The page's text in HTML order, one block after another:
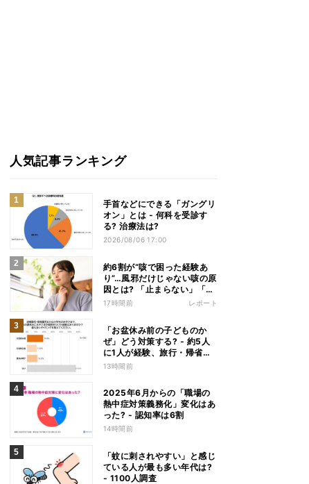
人気記事ランキング
手首などにできる「ガングリ
オン」とは - 何科を受診す
る? 治療法は?
2026/08/06 17:00
約6割が“咳で困った経験あ
り”…風邪だけじゃない咳の原
因とは? 「止まらない」「眠
れない」悩みを医師が解説
17時間前 レポート
「お盆休み前の子どものか
ぜ」どう対策する? - 約5人
に1人が経験、旅行・帰省へ
の影響も
13時間前
2025年6月からの「職場の
熱中症対策義務化」変化はあ
った? - 認知率は6割
14時間前
「蚊に刺されやすい」と感じ
ている人が最も多い年代は?
- 1100人調査